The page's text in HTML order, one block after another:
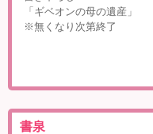
「ギベオンの母の遺産」
※無くなり次第終了
書泉